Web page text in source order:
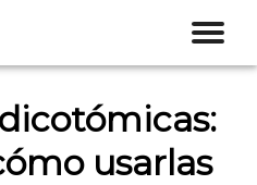
usarlas